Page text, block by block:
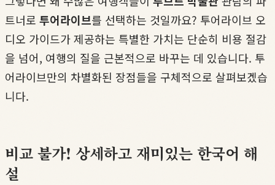
트너로 투어라이브를 선택하는 것일까요? 투어라이브 오
디오 가이드가 제공하는 특별한 가치는 단순히 비용 절감
을 넘어, 여행의 질을 근본적으로 바꾸는 데 있습니다. 투
어라이브만의 차별화된 장점들을 구체적으로 살펴보겠습
니다.
비교 불가! 상세하고 재미있는 한국어 해
설